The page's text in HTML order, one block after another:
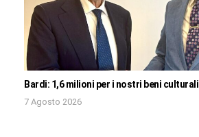
Bardi: 1,6 milioni per i nostri beni culturali
7 Agosto 2026